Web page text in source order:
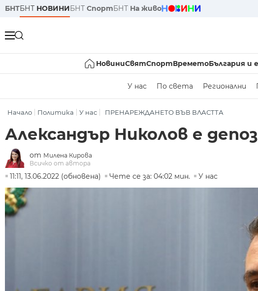
БНТБНТ НОВИНИБНТ СпортБНТ На живо
НовиниСвятСпортВреметоБългария и
У нас По света Регионални
Начало Политика У нас ПРЕНАРЕЖДАНЕТО ВЪВ ВЛАСТТА
Александър Николов е
от Милена Кирова
Всичко от автора
11:11, 13.06.2022 (обновена)
Чете се за: 04:02 мин. У нас